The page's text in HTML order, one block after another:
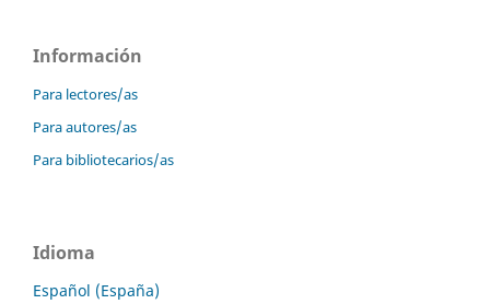
Información
Para lectores/as
Para autores/as
Para bibliotecarios/as
Idioma
Español (España)